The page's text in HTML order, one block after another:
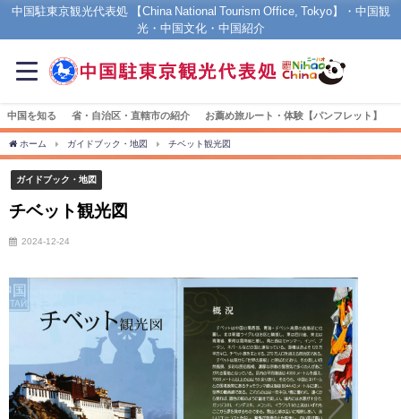
中国駐東京観光代表処 【China National Tourism Office, Tokyo】・中国観
光・中国文化・中国紹介
中国を知る 省・自治区・直轄市の紹介 お薦め旅ルート・体験【パンフレット】
ホーム ガイドブック・地図 チベット観光図
ガイドブック・地図
チベット観光図
2024-12-24